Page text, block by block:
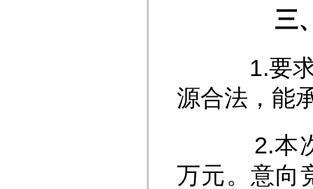
三、
1.要求竞
源合法，能
2.本次竞
万元。意向